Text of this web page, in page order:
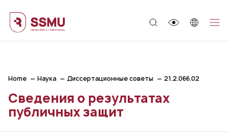
Home Наука Диссертационные советы 21.2.066.02
Сведения о результатах
публичных защит